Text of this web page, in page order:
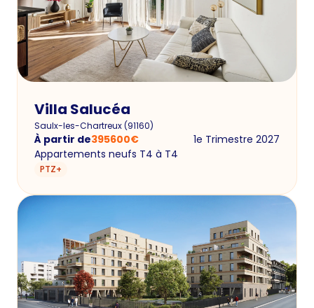
Villa Salucéa
Saulx-les-Chartreux(91160)
À partir de395600€
1e Trimestre 2027
Appartements neufs T4 à T4
PTZ+